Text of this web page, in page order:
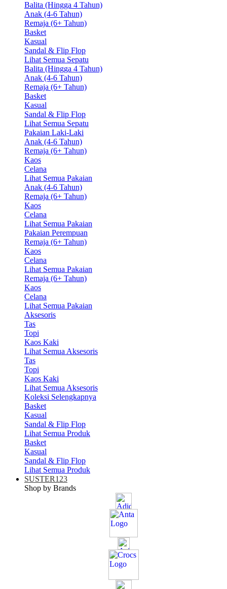
Balita (Hingga 4 Tahun)
Anak (4-6 Tahun)
Remaja (6+ Tahun)
Basket
Kasual
Sandal & Flip Flop
Lihat Semua Sepatu
Balita (Hingga 4 Tahun)
Anak (4-6 Tahun)
Remaja (6+ Tahun)
Basket
Kasual
Sandal & Flip Flop
Lihat Semua Sepatu
Pakaian Laki-Laki
Anak (4-6 Tahun)
Remaja (6+ Tahun)
Kaos
Celana
Lihat Semua Pakaian
Anak (4-6 Tahun)
Remaja (6+ Tahun)
Kaos
Celana
Lihat Semua Pakaian
Pakaian Perempuan
Remaja (6+ Tahun)
Kaos
Celana
Lihat Semua Pakaian
Remaja (6+ Tahun)
Kaos
Celana
Lihat Semua Pakaian
Aksesoris
Tas
Topi
Kaos Kaki
Lihat Semua Aksesoris
Tas
Topi
Kaos Kaki
Lihat Semua Aksesoris
Koleksi Selengkapnya
Basket
Kasual
Sandal & Flip Flop
Lihat Semua Produk
Basket
Kasual
Sandal & Flip Flop
Lihat Semua Produk
SUSTER123
Shop by Brands